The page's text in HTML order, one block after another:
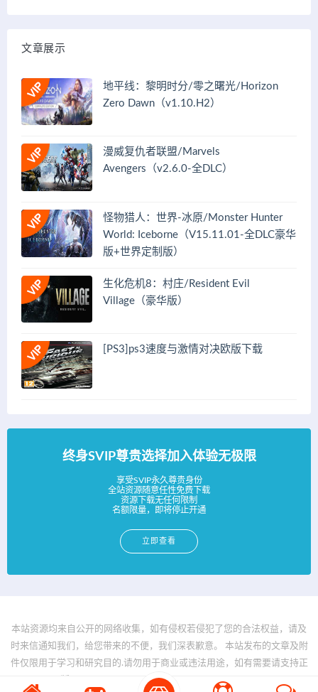
文章展示
地平线：黎明时分/零之曙光/Horizon
Zero Dawn（v1.10.H2）
漫威复仇者联盟/Marvels
Avengers（v2.6.0-全DLC）
怪物猎人：世界-冰原/Monster Hunter
World: Iceborne（V15.11.01-全DLC豪华
版+世界定制版）
生化危机8：村庄/Resident Evil
Village（豪华版）
[PS3]ps3速度与激情对决欧版下载
终身SVIP尊贵选择加入体验无极限
享受SVIP永久尊贵身份
全站资源随意任性免费下载
资源下载无任何限制
名额限量，即将停止开通
立即查看
本站资源均来自公开的网络收集，如有侵权若侵犯了您的合法权益，请及
时来信通知我们，给您带来的不便，我们深表歉意。 本站发布的文章及附
件仅限用于学习和研究目的.请勿用于商业或违法用途，如有需要请支持正
版。 © 2025 - www.bfya.com All rights reserved